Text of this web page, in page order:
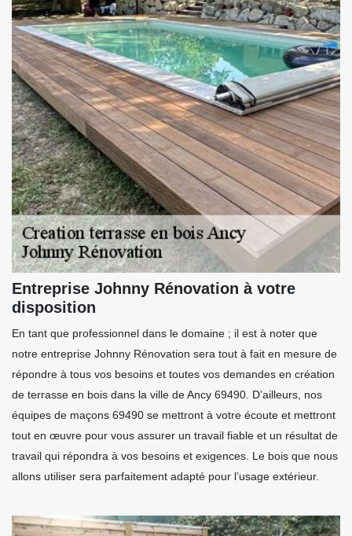
Entreprise Johnny Rénovation à votre
disposition
En tant que professionnel dans le domaine ; il est à noter que
notre entreprise Johnny Rénovation sera tout à fait en mesure de
répondre à tous vos besoins et toutes vos demandes en création
de terrasse en bois dans la ville de Ancy 69490. D’ailleurs, nos
équipes de maçons 69490 se mettront à votre écoute et mettront
tout en œuvre pour vous assurer un travail fiable et un résultat de
travail qui répondra à vos besoins et exigences. Le bois que nous
allons utiliser sera parfaitement adapté pour l’usage extérieur.